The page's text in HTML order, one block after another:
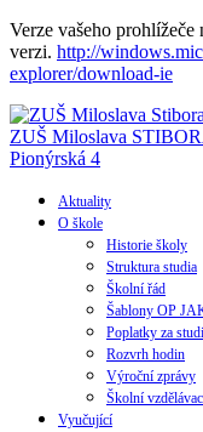
Verze vašeho
verzi. http://
explorer/download-ie
ZUŠ Miloslava
Pionýrská 4
Aktuality
O škole
Historie školy
Struktura studia
Školní řád
Šablony OP
Poplatky za
Rozvrh hodin
Výroční zprávy
Školní
Vyučující